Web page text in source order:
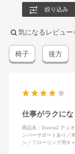
絞り込み
気になるレビュー
椅子 後方
仕事がラクに
商品名：Duora2 デュ
ンバーサポートあり／
ン／フローリング用キ